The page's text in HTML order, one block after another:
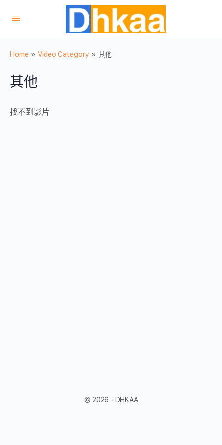
Home » Video Category » 其他
其他
找不到影片
© 2026 - DHKAA